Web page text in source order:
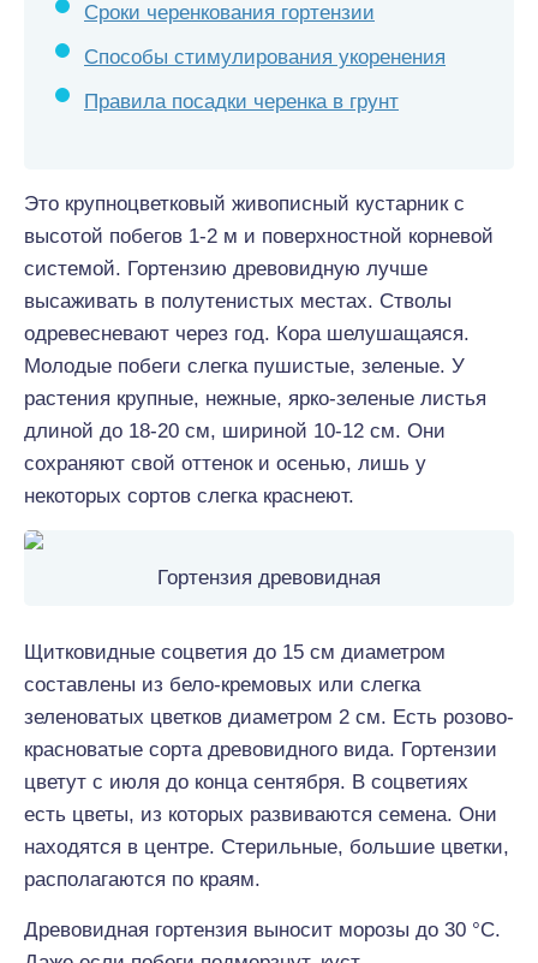
Сроки черенкования гортензии
Способы стимулирования укоренения
Правила посадки черенка в грунт
Это крупноцветковый живописный кустарник с
высотой побегов 1-2 м и поверхностной корневой
системой. Гортензию древовидную лучше
высаживать в полутенистых местах. Стволы
одревесневают через год. Кора шелушащаяся.
Молодые побеги слегка пушистые, зеленые. У
растения крупные, нежные, ярко-зеленые листья
длиной до 18-20 см, шириной 10-12 см. Они
сохраняют свой оттенок и осенью, лишь у
некоторых сортов слегка краснеют.
Гортензия древовидная
Щитковидные соцветия до 15 см диаметром
составлены из бело-кремовых или слегка
зеленоватых цветков диаметром 2 см. Есть розово-
красноватые сорта древовидного вида. Гортензии
цветут с июля до конца сентября. В соцветиях
есть цветы, из которых развиваются семена. Они
находятся в центре. Стерильные, большие цветки,
располагаются по краям.
Древовидная гортензия выносит морозы до 30 °C.